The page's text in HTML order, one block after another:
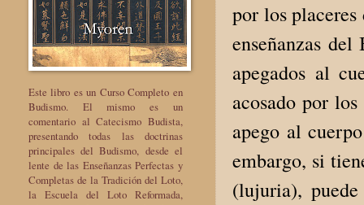
por los
enseñanzas
apegados al
acosado por
apego al
embargo, si
(lujuria),
Este libro es un Curso Completo en
Budismo. El mismo es un
comentario al Catecismo Budista,
presentando todas las doctrinas
principales del Budismo, desde el
lente de las Enseñanzas Perfectas y
Completas de la Tradición del Loto,
la Escuela del Loto Reformada,